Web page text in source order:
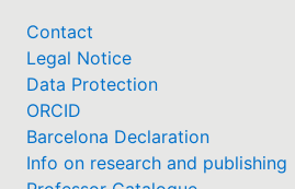
Contact
Legal Notice
Data Protection
ORCID
Barcelona Declaration
Info on research and publishing